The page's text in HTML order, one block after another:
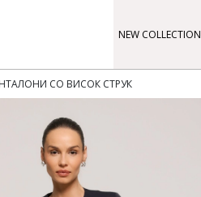
NEW COLLECTION
СО ВИСОК СТРУК